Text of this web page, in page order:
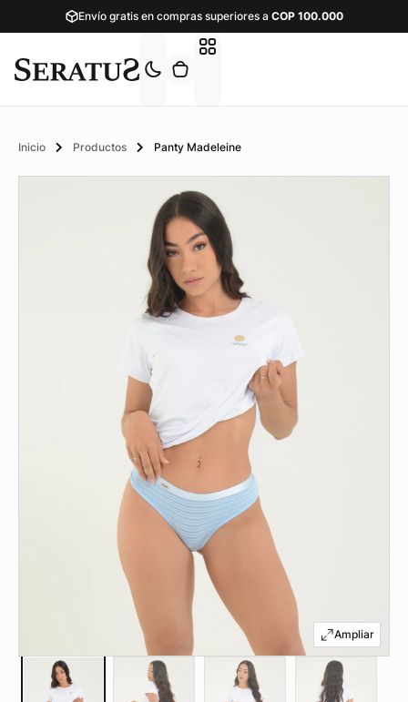
Envío gratis en compras superiores a COP100.000
Inicio Productos Panty Madeleine